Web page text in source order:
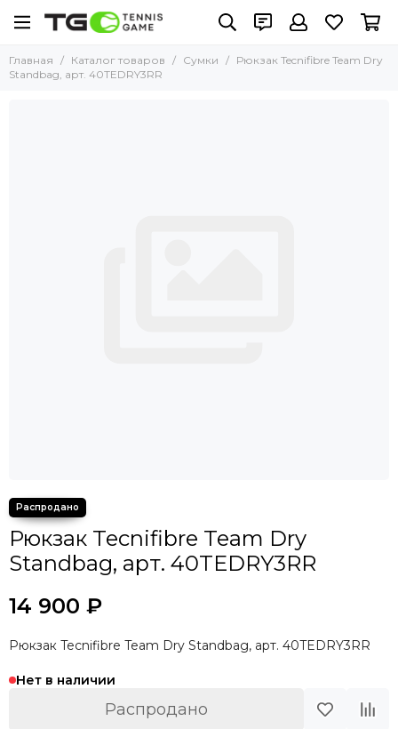
Главная Каталог товаров Сумки
Рюкзак Tecnifibre Team Dry
Standbag, арт. 40TEDRY3RR
Рюкзак Tecnifibre Team Dry
Standbag, арт. 40TEDRY3RR
14 900 ₽
Рюкзак Tecnifibre Team Dry Standbag, арт. 40TEDRY3RR
Нет в наличии
Распродано